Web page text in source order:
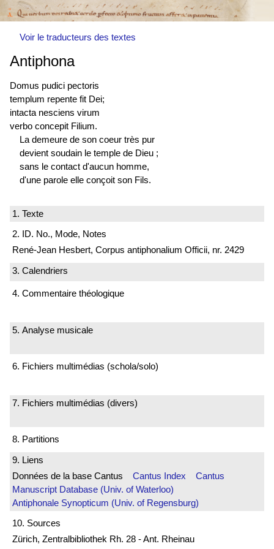
Voir le traducteurs des textes
Antiphona
Domus pudici pectoris
templum repente fit Dei;
intacta nesciens virum
verbo concepit Filium.
La demeure de son coeur très pur
devient soudain le temple de Dieu ;
sans le contact d'aucun homme,
d'une parole elle conçoit son Fils.
1. Texte
2. ID. No., Mode, Notes
René-Jean Hesbert, Corpus antiphonalium Officii, nr. 2429
3. Calendriers
4. Commentaire théologique
5. Analyse musicale
6. Fichiers multimédias (schola/solo)
7. Fichiers multimédias (divers)
8. Partitions
9. Liens
Données de la base Cantus Cantus Index
Cantus
Manuscript Database (Univ. of Waterloo)
Antiphonale Synopticum (Univ. of Regensburg)
10. Sources
Zürich, Zentralbibliothek Rh. 28 - Ant. Rheinau